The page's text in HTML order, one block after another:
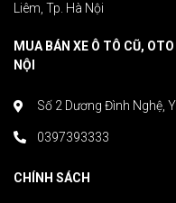
Liêm, Tp. Hà Nội
MUA BÁN XE Ô TÔ CŨ,
NỘI
Số 2 Dương Đình Nghệ,
0397393333
CHÍNH SÁCH